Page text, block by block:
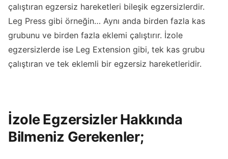
çalıştıran egzersiz hareketleri bileşik egzersizlerdir.
Leg Press gibi örneğin… Aynı anda birden fazla kas
grubunu ve birden fazla eklemi çalıştırır. İzole
egzersizlerde ise Leg Extension gibi, tek kas grubu
çalıştıran ve tek eklemli bir egzersiz hareketleridir.
İzole Egzersizler Hakkında
Bilmeniz Gerekenler;